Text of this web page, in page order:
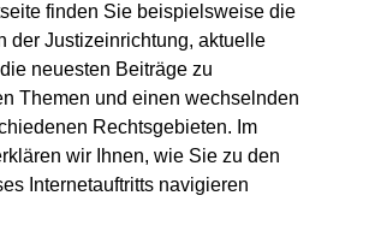
finden Sie beispielsweise die
der Justizeinrichtung, aktuelle
neuesten Beiträge zu
Themen und einen wechselnden
Rechtsgebieten. Im
wir Ihnen, wie Sie zu den
Internetauftritts navigieren